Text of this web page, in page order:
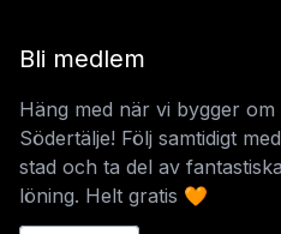
Bli medlem
Häng med när vi bygger om
Södertälje! Följ samtidigt
stad och ta del av
löning. Helt gratis 🧡